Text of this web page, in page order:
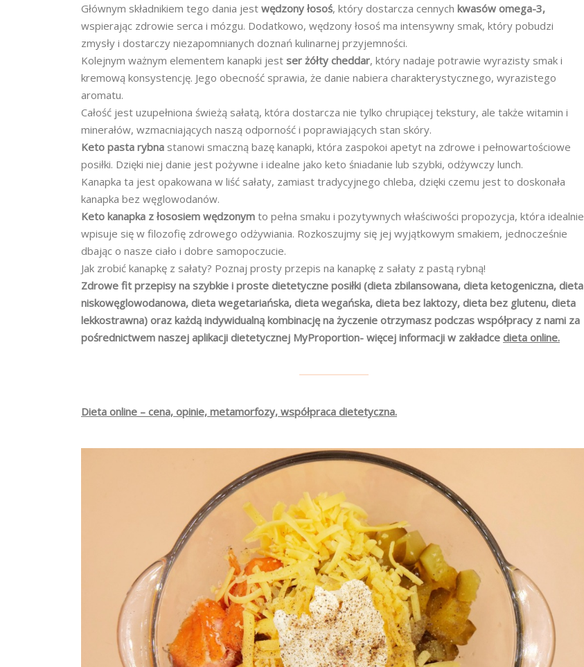
Głównym składnikiem tego dania jest wędzony łosoś, który dostarcza cennych kwasów omega-3,
wspierając zdrowie serca i mózgu. Dodatkowo, wędzony łosoś ma intensywny smak, który pobudzi
zmysły i dostarczy niezapomnianych doznań kulinarnej przyjemności.
Kolejnym ważnym elementem kanapki jest ser żółty cheddar, który nadaje potrawie wyrazisty smak i
kremową konsystencję. Jego obecność sprawia, że danie nabiera charakterystycznego, wyrazistego
aromatu.
Całość jest uzupełniona świeżą sałatą, która dostarcza nie tylko chrupiącej tekstury, ale także witamin i
minerałów, wzmacniających naszą odporność i poprawiających stan skóry.
Keto pasta rybna stanowi smaczną bazę kanapki, która zaspokoi apetyt na zdrowe i pełnowartościowe
posiłki. Dzięki niej danie jest pożywne i idealne jako keto śniadanie lub szybki, odżywczy lunch.
Kanapka ta jest opakowana w liść sałaty, zamiast tradycyjnego chleba, dzięki czemu jest to doskonała
kanapka bez węglowodanów.
Keto kanapka z łososiem wędzonym to pełna smaku i pozytywnych właściwości propozycja, która idealnie
wpisuje się w filozofię zdrowego odżywiania. Rozkoszujmy się jej wyjątkowym smakiem, jednocześnie
dbając o nasze ciało i dobre samopoczucie.
Jak zrobić kanapkę z sałaty? Poznaj prosty przepis na kanapkę z sałaty z pastą rybną!
Zdrowe fit przepisy na szybkie i proste dietetyczne posiłki (dieta zbilansowana, dieta ketogeniczna, dieta
niskowęglowodanowa, dieta wegetariańska, dieta wegańska, dieta bez laktozy, dieta bez glutenu, dieta
lekkostrawna) oraz każdą indywidualną kombinację na życzenie otrzymasz podczas współpracy z nami za
pośrednictwem naszej aplikacji dietetycznej MyProportion- więcej informacji w zakładce dieta online.
Dieta online – cena, opinie, metamorfozy, współpraca dietetyczna.